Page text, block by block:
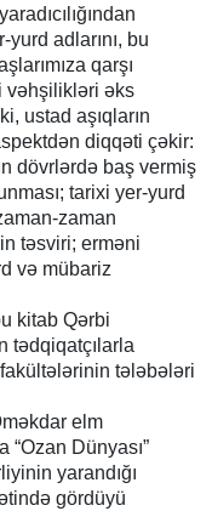
adlarını, bu
qarşı
vəhşilikləri əks
ustad aşıqların
diqqəti çəkir:
dövrlərdə baş vermiş
tarixi yer-yurd
zaman
təsviri; erməni
və mübariz
kitab Qərbi
tədqiqatçılarla
tələbələri
elm
“Ozan Dünyası”
yarandığı
gördüyü